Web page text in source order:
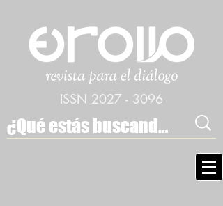
ISSN 2027 - 3096